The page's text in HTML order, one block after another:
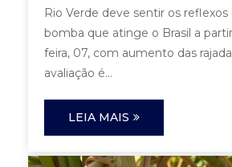
Rio Verde deve sentir os reflexos
bomba que atinge o Brasil a
feira, 07, com aumento das
avaliação é...
LEIA MAIS